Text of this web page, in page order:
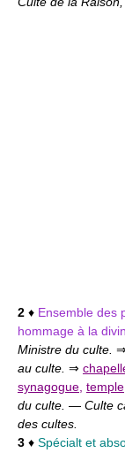
2 ♦ Ensemble des
hommage à la
Ministre du culte. ⇒
au culte. ⇒
synagogue temple
du culte. — Culte
des cultes.
3 ♦ Spécialt et